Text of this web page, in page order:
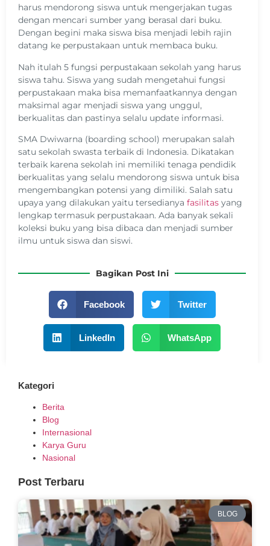
harus mendorong siswa untuk mengerjakan tugas
dengan mencari sumber yang berasal dari buku.
Dengan begini maka siswa bisa menjadi lebih rajin
datang ke perpustakaan untuk membaca buku.
Nah itulah 5 fungsi perpustakaan sekolah yang harus
siswa tahu. Siswa yang sudah mengetahui fungsi
perpustakaan maka bisa memanfaatkannya dengan
maksimal agar menjadi siswa yang unggul,
berkualitas dan pastinya selalu update informasi.
SMA Dwiwarna (boarding school) merupakan salah
satu sekolah swasta terbaik di Indonesia. Dikatakan
terbaik karena sekolah ini memiliki tenaga pendidik
berkualitas yang selalu mendorong siswa untuk bisa
mengembangkan potensi yang dimiliki. Salah satu
upaya yang dilakukan yaitu tersedianya fasilitas yang
lengkap termasuk perpustakaan. Ada banyak sekali
koleksi buku yang bisa dibaca dan menjadi sumber
ilmu untuk siswa dan siswi.
Bagikan Post Ini
Facebook Twitter
LinkedIn WhatsApp
Kategori
Berita
Blog
Internasional
Karya Guru
Nasional
Post Terbaru
BLOG